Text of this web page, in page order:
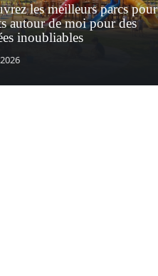
les meilleurs parcs pour
autour de moi pour des
inoubliables